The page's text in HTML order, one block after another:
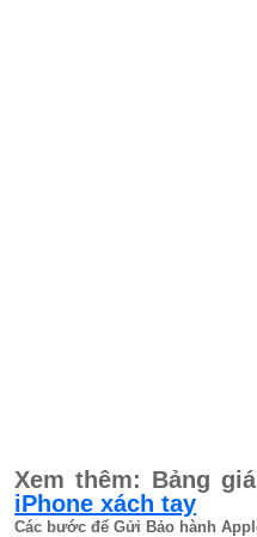
Xem thêm: Bảng giá
iPhone xách tay
Các bước để Gửi Bảo hành